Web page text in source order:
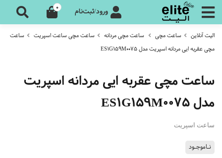
ورود/ثبت‌نام 0
الیت آنلاین ساعت مچی ساعت مچی مردانه ساعت مچی ساعت اسپریت
ساعت
مچی عقربه ایی مردانه اسپریت مدل ES1G159M0075
ساعت مچی عقربه ایی مردانه اسپریت
مدل ES1G159M0075
ساعت اسپریت
نـاموجـود